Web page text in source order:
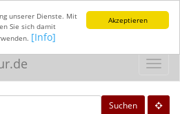
Akzeptieren
unserer Dienste. Mit
Sie sich damit
[Info]
Suchen